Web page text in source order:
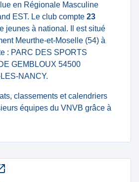
en Régionale Masculine
EST. Le club compte 23
jeunes à national. Il est situé
Meurthe-et-Moselle (54) à
: PARC DES SPORTS
GEMBLOUX 54500
NANCY.
classements et calendriers
équipes du VNVB grâce à